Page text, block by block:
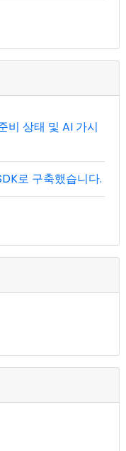
비 상태 및 AI 가시
로 구축했습니다.